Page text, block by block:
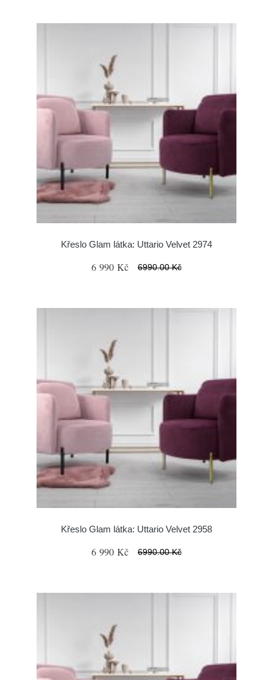
Křeslo Glam látka: Uttario Velvet 2974
6 990 Kč 6990.00 Kč
Křeslo Glam látka: Uttario Velvet 2958
6 990 Kč 6990.00 Kč